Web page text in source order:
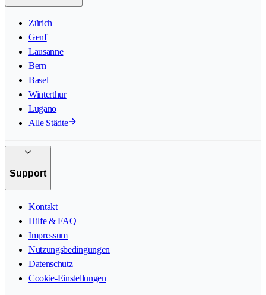
Zürich
Genf
Lausanne
Bern
Basel
Winterthur
Lugano
Alle Städte
Support
Kontakt
Hilfe & FAQ
Impressum
Nutzungsbedingungen
Datenschutz
Cookie-Einstellungen